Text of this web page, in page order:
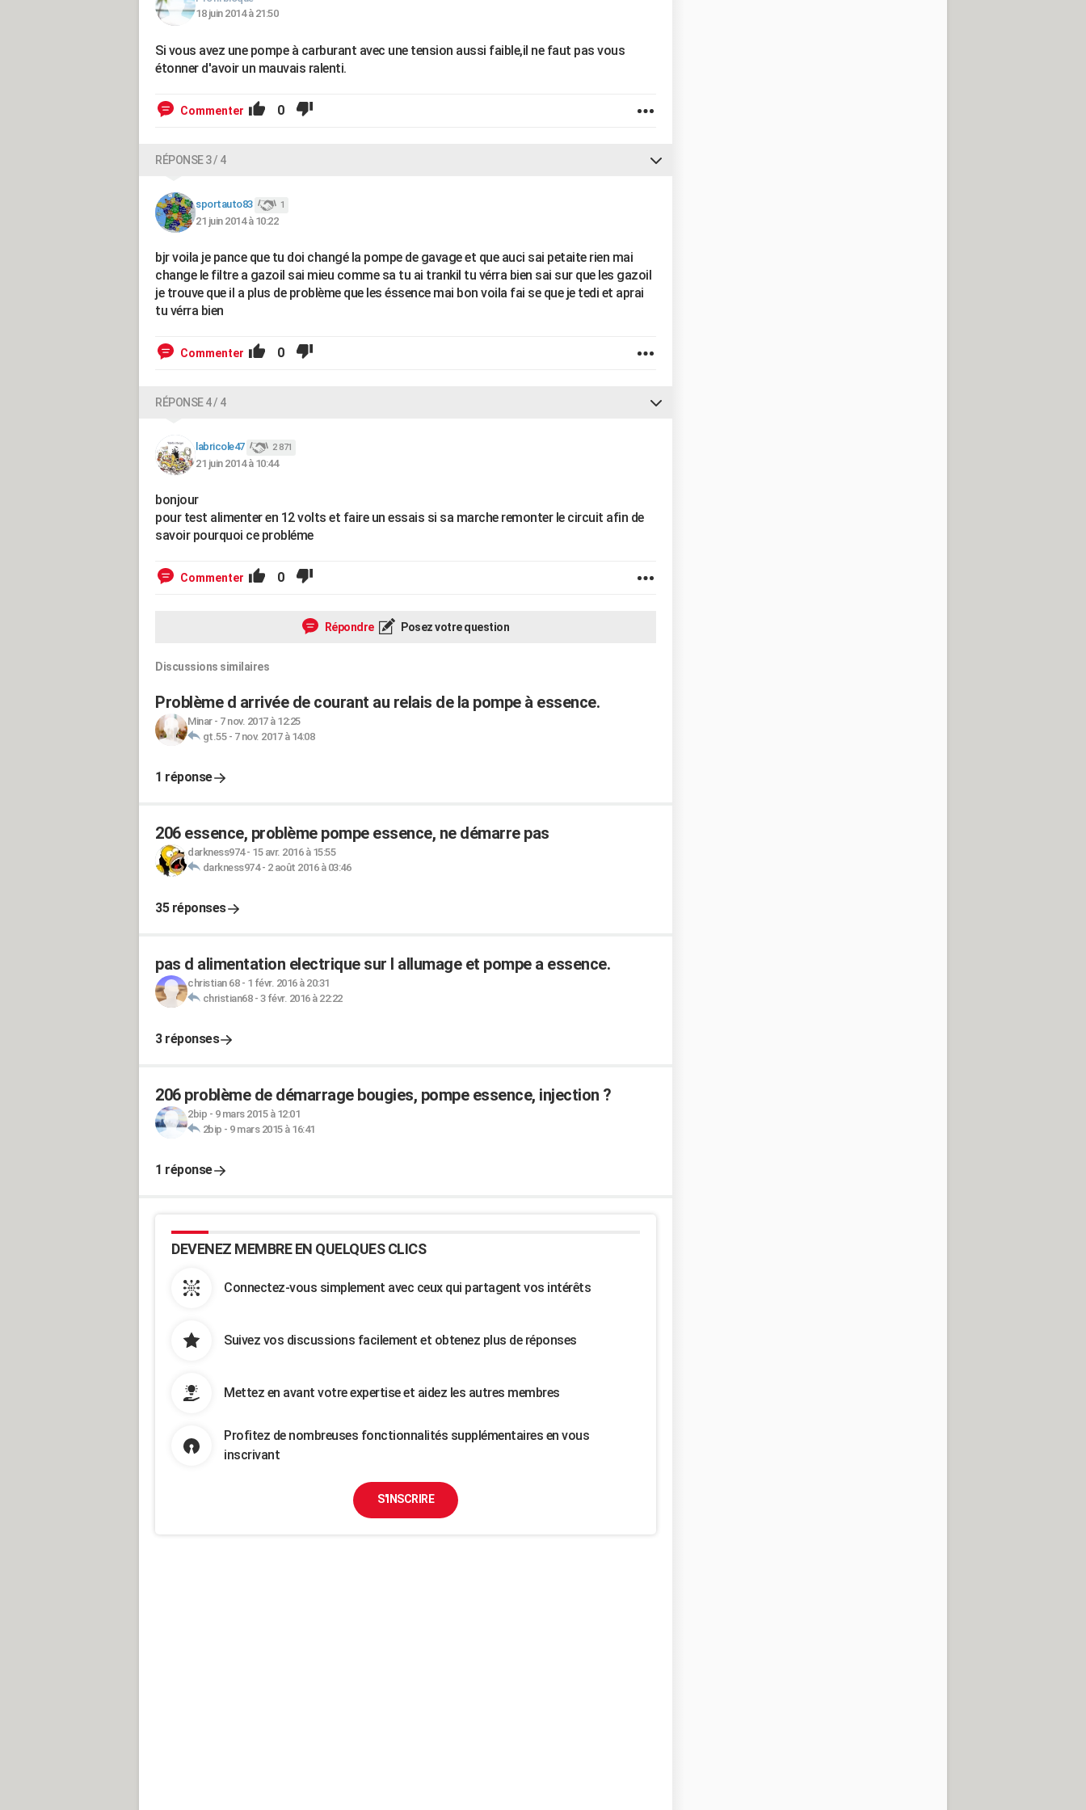
18 juin 2014 à 21:50
Si vous avez une pompe à carburant avec une tension aussi faible,il ne faut pas vous
étonner d'avoir un mauvais ralenti.
Commenter 0
RÉPONSE 3 / 4
sportauto83 1
21 juin 2014 à 10:22
bjr voila je pance que tu doi changé la pompe de gavage et que auci sai petaite rien mai
change le filtre a gazoil sai mieu comme sa tu ai trankil tu vérra bien sai sur que les gazoil
je trouve que il a plus de problème que les éssence mai bon voila fai se que je tedi et aprai
tu vérra bien
Commenter 0
RÉPONSE 4 / 4
labricole47 2 871
21 juin 2014 à 10:44
bonjour
pour test alimenter en 12 volts et faire un essais si sa marche remonter le circuit afin de
savoir pourquoi ce probléme
Commenter 0
Répondre Posez votre question
Discussions similaires
Problème d arrivée de courant au relais de la pompe à essence.
Minar- 7 nov. 2017 à 12:25
gt.55- 7 nov. 2017 à 14:08
1 réponse
206 essence, problème pompe essence, ne démarre pas
darkness974- 15 avr. 2016 à 15:55
darkness974- 2 août 2016 à 03:46
35 réponses
pas d alimentation electrique sur l allumage et pompe a essence.
christian 68- 1 févr. 2016 à 20:31
christian68- 3 févr. 2016 à 22:22
3 réponses
206 problème de démarrage bougies, pompe essence, injection ?
2bip - 9 mars 2015 à 12:01
2bip - 9 mars 2015 à 16:41
1 réponse
DEVENEZ MEMBRE EN QUELQUES CLICS
Connectez-vous simplement avec ceux qui partagent vos intérêts
Suivez vos discussions facilement et obtenez plus de réponses
Mettez en avant votre expertise et aidez les autres membres
Profitez de nombreuses fonctionnalités supplémentaires en vous
inscrivant
S'INSCRIRE